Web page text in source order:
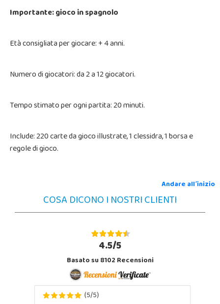
Importante: gioco in spagnolo
Età consigliata per giocare: + 4 anni.
Numero di giocatori: da 2 a 12 giocatori.
Tempo stimato per ogni partita: 20 minuti.
Include: 220 carte da gioco illustrate, 1 clessidra, 1 borsa e
regole di gioco.
Andare all´inizio
COSA DICONO I NOSTRI CLIENTI
4.5/5
Basato su 8102 Recensioni
(5/5)